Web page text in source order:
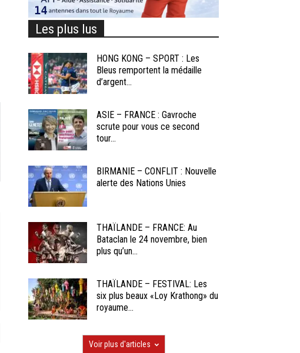
Les plus lus
HONG KONG – SPORT : Les
Bleus remportent la médaille
d’argent...
ASIE – FRANCE : Gavroche
scrute pour vous ce second
tour...
BIRMANIE – CONFLIT : Nouvelle
alerte des Nations Unies
THAÏLANDE – FRANCE: Au
Bataclan le 24 novembre, bien
plus qu’un...
THAÏLANDE – FESTIVAL: Les
six plus beaux «Loy Krathong» du
royaume...
Voir plus d'articles